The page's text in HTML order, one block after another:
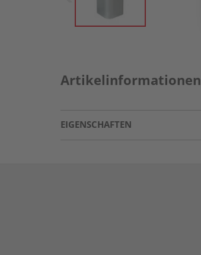
Artikelinformationen
EIGENSCHAFTEN